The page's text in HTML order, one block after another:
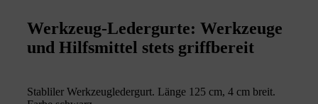
Werkzeug-Ledergurte: Werkzeuge
und Hilfsmittel stets griffbereit
Stabliler Werkzeugledergurt. Länge 125 cm, 4 cm breit.